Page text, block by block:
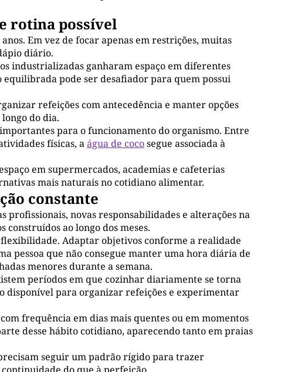
rotina possível
Em vez de focar apenas em restrições, muitas
diário.
industrializadas ganharam espaço em diferentes
pode ser desafiador para quem possui
refeições com antecedência e manter opções
do dia.
para o funcionamento do organismo. Entre
físicas, aágua de cocosegue associada à
em supermercados, academias e cafeterias
mais naturais no cotidiano alimentar.
constante
novas responsabilidades e alterações na
ao longo dos meses.
Adaptar objetivos conforme a realidade
pessoa que não consegue manter uma hora diária de
menores durante a semana.
períodos em que cozinhar diariamente se torna
disponível para organizar refeições e experimentar
frequência em dias mais quentes ou em momentos
desse hábito cotidiano, aparecendo tanto em praias
seguir um padrão rígido para trazer